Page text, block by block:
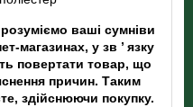
ваші сумніви
магазинах, у зв ’ язку
повертати товар, що
причин. Таким
здійснюючи покупку.